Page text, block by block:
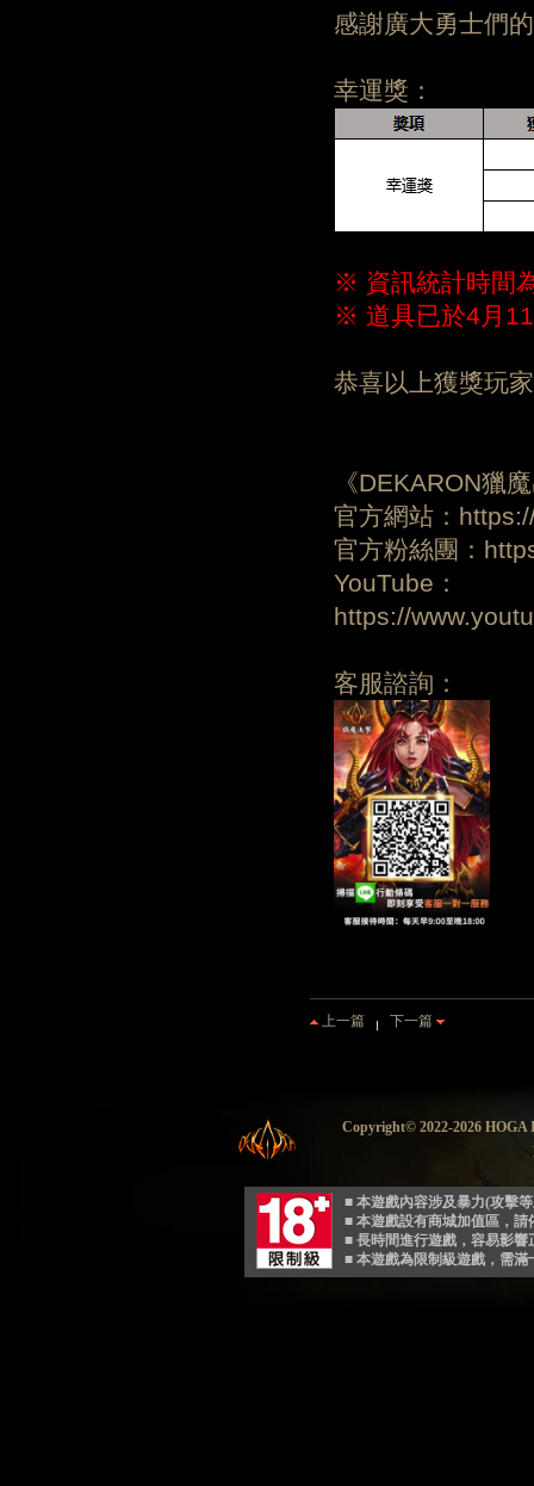
感謝廣大勇士們
幸運獎：
※ 資訊統計時間
※ 道具已於4月
恭喜以上獲獎玩
《DEKARON獵
官方網站：
官方粉絲團：
YouTube：
https://
客服諮詢：
上一篇 下一篇
Copyright© 2022-2026
■ 本遊戲內容涉及暴力(攻擊
■ 本遊戲設有商城加值區，
■ 長時間進行遊戲，容易影
■ 本遊戲為限制級遊戲，需